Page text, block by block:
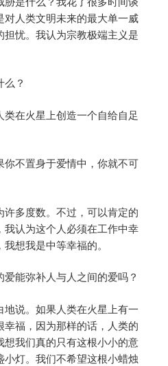
人类文明未来的最大单一威
忧。我认为宗教极端主义是
？
在火星上创造一个自给自足
你不置身于爱情中，你就不可
多度数。不过，可以肯定的
认为这个人必须在工作中幸
想我是中等幸福的。
能弥补人与人之间的爱吗？
说。如果人类在火星上有一
福，因为那样的话，人类的
我们真的只有这根小小的意
灯。我们不希望这根小蜡烛